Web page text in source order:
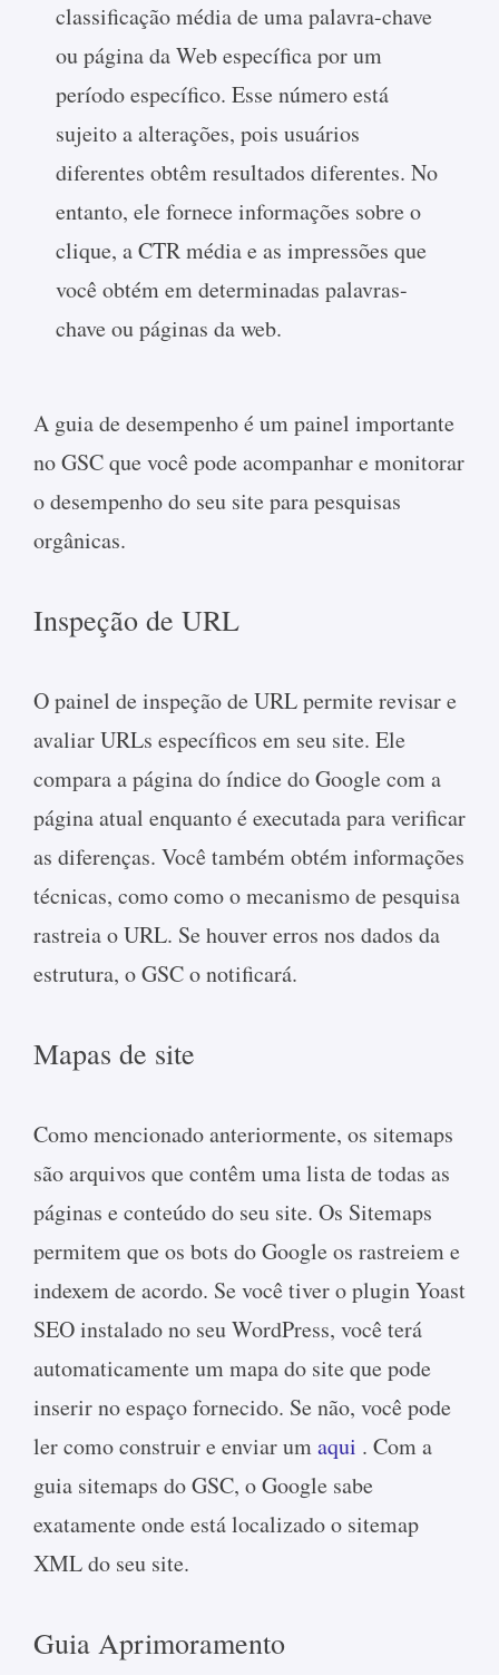
classificação média de uma palavra-chave
ou página da Web específica por um
período específico. Esse número está
sujeito a alterações, pois usuários
diferentes obtêm resultados diferentes. No
entanto, ele fornece informações sobre o
clique, a CTR média e as impressões que
você obtém em determinadas palavras-
chave ou páginas da web.
A guia de desempenho é um painel importante
no GSC que você pode acompanhar e monitorar
o desempenho do seu site para pesquisas
orgânicas.
Inspeção de URL
O painel de inspeção de URL permite revisar e
avaliar URLs específicos em seu site. Ele
compara a página do índice do Google com a
página atual enquanto é executada para verificar
as diferenças. Você também obtém informações
técnicas, como como o mecanismo de pesquisa
rastreia o URL. Se houver erros nos dados da
estrutura, o GSC o notificará.
Mapas de site
Como mencionado anteriormente, os sitemaps
são arquivos que contêm uma lista de todas as
páginas e conteúdo do seu site. Os Sitemaps
permitem que os bots do Google os rastreiem e
indexem de acordo. Se você tiver o plugin Yoast
SEO instalado no seu WordPress, você terá
automaticamente um mapa do site que pode
inserir no espaço fornecido. Se não, você pode
ler como construir e enviar umaqui . Com a
guia sitemaps do GSC, o Google sabe
exatamente onde está localizado o sitemap
XML do seu site.
Guia Aprimoramento